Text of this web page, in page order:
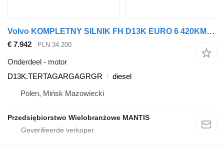
Volvo KOMPLETNY SILNIK FH D13K EURO 6 420KM 460KM 500KM 540KM K4 D13K.TERTAGARGAGRGR motor voor trekker
€ 7.942 PLN 34.200
Onderdeel - motor
D13K.TERTAGARGAGRGR
diesel
Polen, Mińsk Mazowiecki
Przedsiębiorstwo Wielobranżowe MANTIS